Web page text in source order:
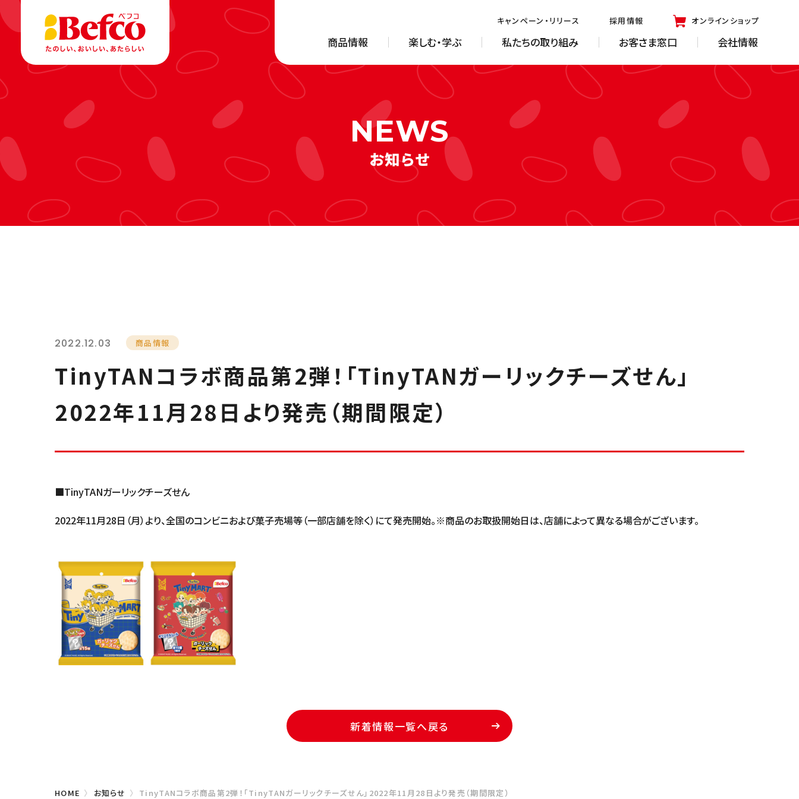
キャンペーン・リリース 採用情報 オンラインショップ
商品情報 楽しむ・学ぶ 私たちの取り組み お客さま窓口 会社情報
お知らせ
2022.12.03 商品情報
TinyTANコラボ商品第2弾！「TinyTANガーリックチーズせん」
2022年11月28日より発売（期間限定）
■TinyTANガーリックチーズせん
2022年11月28日（月）より、全国のコンビニおよび菓子売場等（一部店舗を除く）にて発売開始。※商品のお取扱開始日は、店舗によって異なる場合がございます。
新着情報一覧へ戻る
HOME お知らせ TinyTANコラボ商品第2弾！「TinyTANガーリックチーズせん」2022年11月28日より発売（期間限定）